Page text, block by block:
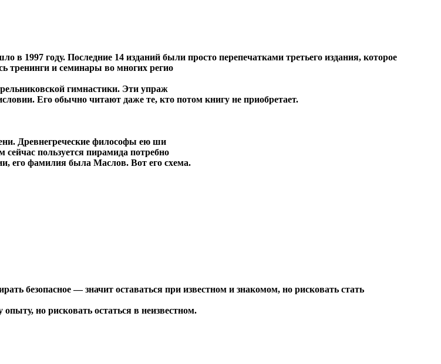
1997 году. Последние 14 изданий были просто перепечатками третьего издания, которое
тренинги и семинары во многих регио
гимнастики. Эти упраж
Его обычно читают даже те, кто потом книгу не приобретает.
Древнегреческие философы ею ши
пользуется пирамида потребно
его фамилия была Маслов. Вот его схема.
безопасное — значит оставаться при известном и знакомом, но рисковать стать
но рисковать остаться в неизвестном.